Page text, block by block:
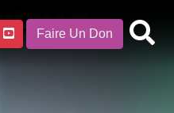
Faire Un Don